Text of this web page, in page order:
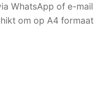
WhatsApp of e-mail
om op A4 formaat